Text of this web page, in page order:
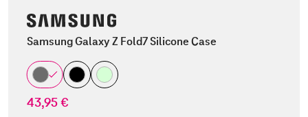
Samsung Galaxy Z Fold7 Silicone Case
43,95 €